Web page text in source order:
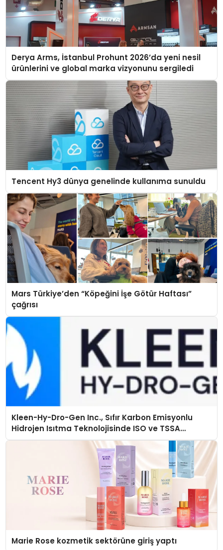
Derya Arms, İstanbul Prohunt 2026’da yeni nesil
ürünlerini ve global marka vizyonunu sergiledi
Tencent Hy3 dünya genelinde kullanıma sunuldu
Mars Türkiye’den “Köpeğini İşe Götür Haftası”
çağrısı
Kleen-Hy-Dro-Gen Inc., Sıfır Karbon Emisyonlu
Hidrojen Isıtma Teknolojisinde ISO ve TSSA
Düzenleyici Onaylarını Aldı
Marie Rose kozmetik sektörüne giriş yaptı